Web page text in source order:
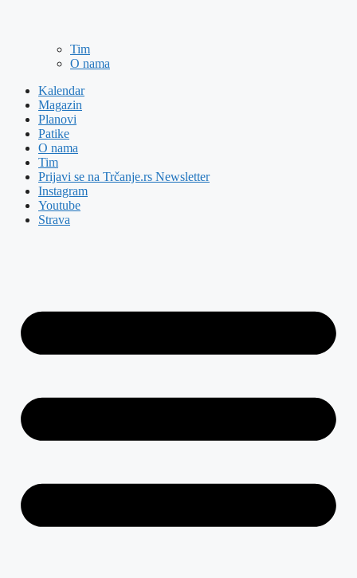
Tim
O nama
Kalendar
Magazin
Planovi
Patike
O nama
Tim
Prijavi se na Trčanje.rs Newsletter
Instagram
Youtube
Strava